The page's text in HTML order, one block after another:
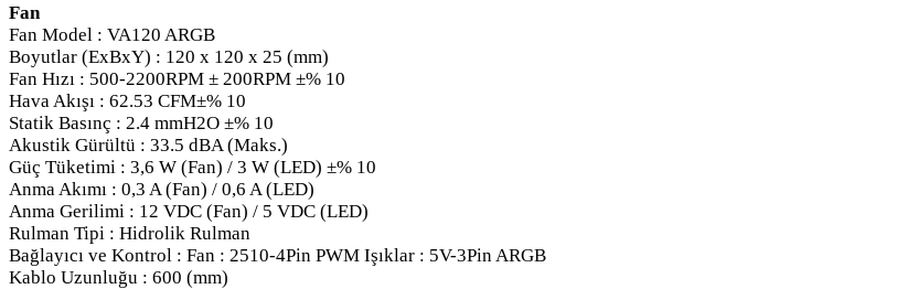
Fan
Fan Model : VA120 ARGB
Boyutlar (ExBxY) : 120 x 120 x 25 (mm)
Fan Hızı : 500-2200RPM ± 200RPM ±% 10
Hava Akışı : 62.53 CFM±% 10
Statik Basınç : 2.4 mmH2O ±% 10
Akustik Gürültü : 33.5 dBA (Maks.)
Güç Tüketimi : 3,6 W (Fan) / 3 W (LED) ±% 10
Anma Akımı : 0,3 A (Fan) / 0,6 A (LED)
Anma Gerilimi : 12 VDC (Fan) / 5 VDC (LED)
Rulman Tipi : Hidrolik Rulman
Bağlayıcı ve Kontrol : Fan : 2510-4Pin PWM Işıklar : 5V-3Pin ARGB
Kablo Uzunluğu : 600 (mm)